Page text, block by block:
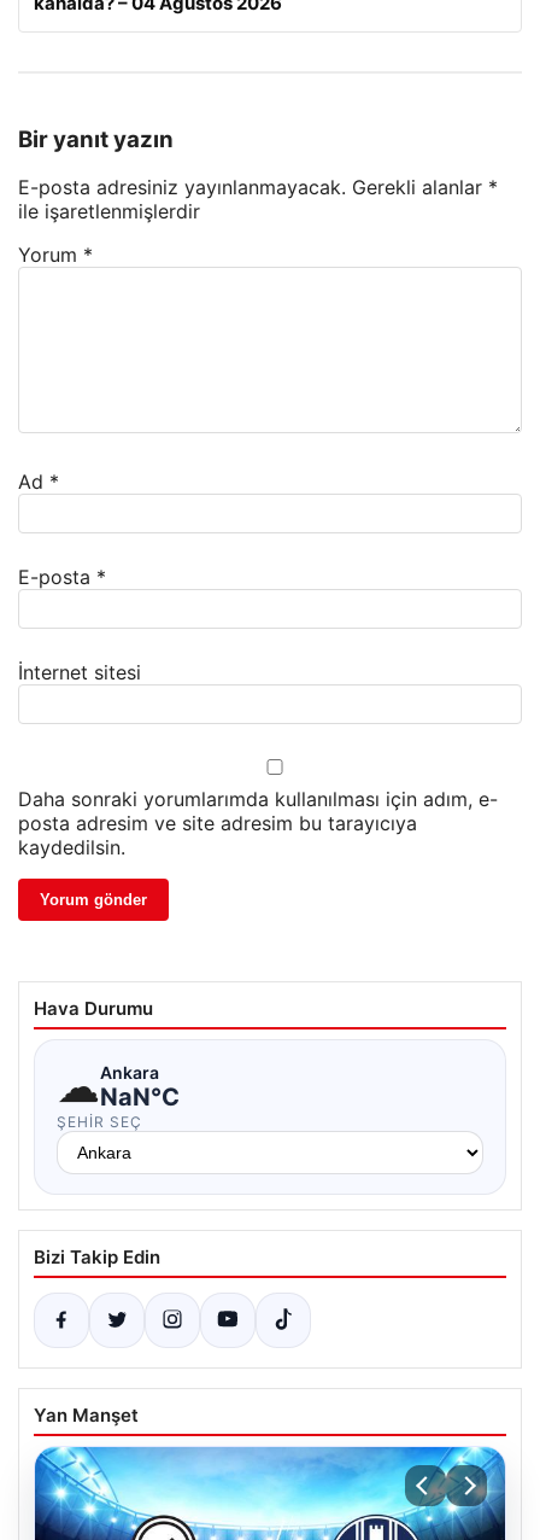
Bir yanıt yazın
E-posta adresiniz yayınlanmayacak. Gerekli alanlar *
ile işaretlenmişlerdir
Yorum *
Ad *
E-posta *
İnternet sitesi
Daha sonraki yorumlarımda kullanılması için adım, e-
posta adresim ve site adresim bu tarayıcıya
kaydedilsin.
Hava Durumu
☁Ankara
NaN°C
ŞEHIR SEÇ
Bizi Takip Edin
Yan Manşet